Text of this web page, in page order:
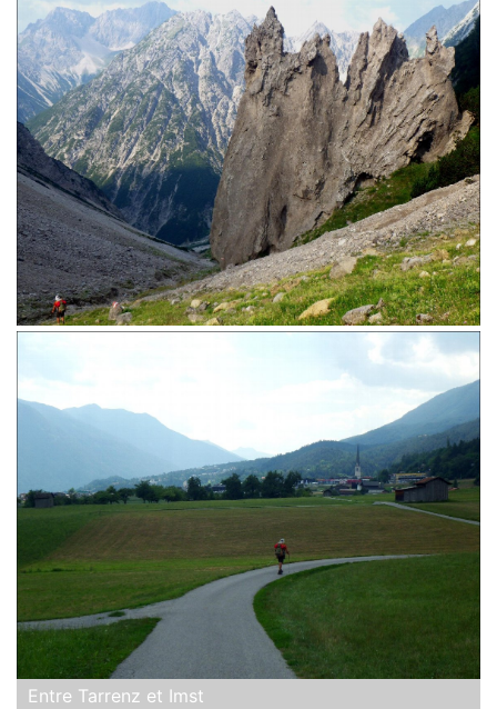
Entre Tarrenz et Imst